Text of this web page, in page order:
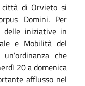
città di Orvieto si
Domini. Per
delle iniziative in
e Mobilità del
che
20 a domenica
afflusso nel